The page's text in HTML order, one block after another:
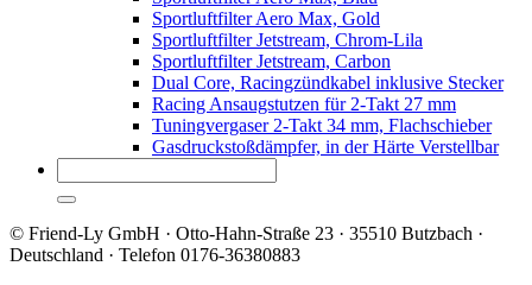
Sportluftfilter Aero Max, Gold
Sportluftfilter Jetstream, Chrom-Lila
Sportluftfilter Jetstream, Carbon
Dual Core, Racingzündkabel inklusive Stecker
Racing Ansaugstutzen für 2-Takt 27 mm
Tuningvergaser 2-Takt 34 mm, Flachschieber
Gasdruckstoßdämpfer, in der Härte Verstellbar
© Friend-Ly GmbH · Otto-Hahn-Straße 23 · 35510 Butzbach ·
Deutschland · Telefon 0176-36380883